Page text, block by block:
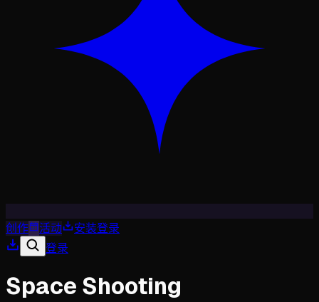
创作 活动 安装登录
登录
Space Shooting